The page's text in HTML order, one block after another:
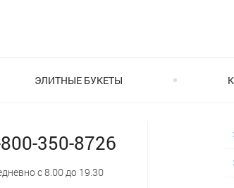
ЭЛИТНЫЕ БУКЕТЫ
350-8726
с 8.00 до 19.30